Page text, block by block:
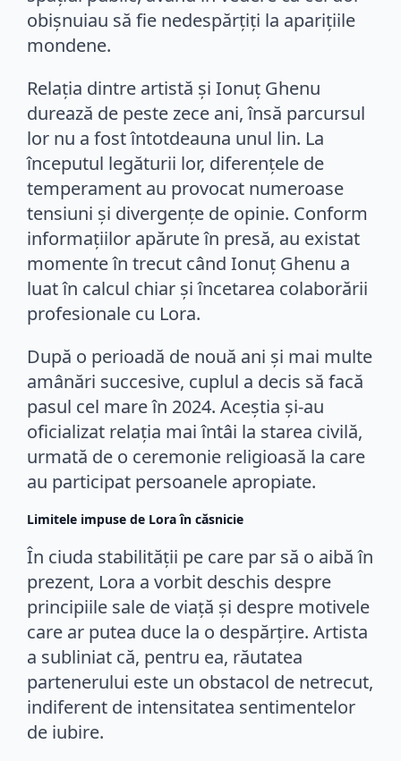
obișnuiau să fie nedespărțiți la aparițiile
mondene.
Relația dintre artistă și Ionuț Ghenu
durează de peste zece ani, însă parcursul
lor nu a fost întotdeauna unul lin. La
începutul legăturii lor, diferențele de
temperament au provocat numeroase
tensiuni și divergențe de opinie. Conform
informațiilor apărute în presă, au existat
momente în trecut când Ionuț Ghenu a
luat în calcul chiar și încetarea colaborării
profesionale cu Lora.
După o perioadă de nouă ani și mai multe
amânări succesive, cuplul a decis să facă
pasul cel mare în 2024. Aceștia și-au
oficializat relația mai întâi la starea civilă,
urmată de o ceremonie religioasă la care
au participat persoanele apropiate.
Limitele impuse de Lora în căsnicie
În ciuda stabilității pe care par să o aibă în
prezent, Lora a vorbit deschis despre
principiile sale de viață și despre motivele
care ar putea duce la o despărțire. Artista
a subliniat că, pentru ea, răutatea
partenerului este un obstacol de netrecut,
indiferent de intensitatea sentimentelor
de iubire.